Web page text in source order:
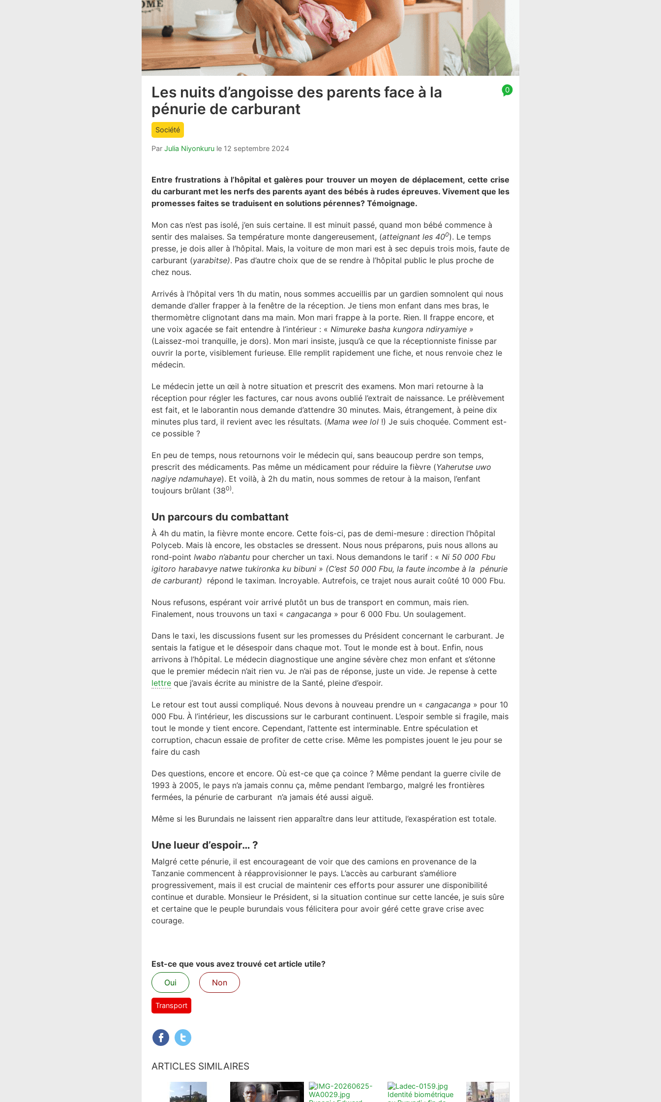
article
comment
count
0
Les nuits d’angoisse des parents face à la
pénurie de carburant
Société
Par Julia Niyonkuru le 12 septembre 2024
Entre frustrations à l’hôpital et galères pour trouver un moyen de déplacement, cette crise
du carburant met les nerfs des parents ayant des bébés à rudes épreuves. Vivement que les
promesses faites se traduisent en solutions pérennes? Témoignage.
Mon cas n’est pas isolé, j’en suis certaine. Il est minuit passé, quand mon bébé commence à
sentir des malaises. Sa température monte dangereusement, (atteignant les 400). Le temps
presse, je dois aller à l’hôpital. Mais, la voiture de mon mari est à sec depuis trois mois, faute de
carburant (yarabitse). Pas d’autre choix que de se rendre à l’hôpital public le plus proche de
chez nous.
Arrivés à l’hôpital vers 1h du matin, nous sommes accueillis par un gardien somnolent qui nous
demande d’aller frapper à la fenêtre de la réception. Je tiens mon enfant dans mes bras, le
thermomètre clignotant dans ma main. Mon mari frappe à la porte. Rien. Il frappe encore, et
une voix agacée se fait entendre à l’intérieur : « Nimureke basha kungora ndiryamiye »
(Laissez-moi tranquille, je dors). Mon mari insiste, jusqu’à ce que la réceptionniste finisse par
ouvrir la porte, visiblement furieuse. Elle remplit rapidement une fiche, et nous renvoie chez le
médecin.
Le médecin jette un œil à notre situation et prescrit des examens. Mon mari retourne à la
réception pour régler les factures, car nous avons oublié l’extrait de naissance. Le prélèvement
est fait, et le laborantin nous demande d’attendre 30 minutes. Mais, étrangement, à peine dix
minutes plus tard, il revient avec les résultats. (Mama wee lol !) Je suis choquée. Comment est-
ce possible ?
En peu de temps, nous retournons voir le médecin qui, sans beaucoup perdre son temps,
prescrit des médicaments. Pas même un médicament pour réduire la fièvre (Yaherutse uwo
nagiye ndamuhaye). Et voilà, à 2h du matin, nous sommes de retour à la maison, l’enfant
toujours brûlant (380).
Un parcours du combattant
À 4h du matin, la fièvre monte encore. Cette fois-ci, pas de demi-mesure : direction l’hôpital
Polyceb. Mais là encore, les obstacles se dressent. Nous nous préparons, puis nous allons au
rond-point Iwabo n’abantu pour chercher un taxi. Nous demandons le tarif : « Ni 50 000 Fbu
igitoro harabavye natwe tukironka ku bibuni » (C’est 50 000 Fbu, la faute incombe à la pénurie
de carburant) répond le taximan. Incroyable. Autrefois, ce trajet nous aurait coûté 10 000 Fbu.
Nous refusons, espérant voir arrivé plutôt un bus de transport en commun, mais rien.
Finalement, nous trouvons un taxi « cangacanga » pour 6 000 Fbu. Un soulagement.
Dans le taxi, les discussions fusent sur les promesses du Président concernant le carburant. Je
sentais la fatigue et le désespoir dans chaque mot. Tout le monde est à bout. Enfin, nous
arrivons à l’hôpital. Le médecin diagnostique une angine sévère chez mon enfant et s’étonne
que le premier médecin n’ait rien vu. Je n’ai pas de réponse, juste un vide. Je repense à cette
lettre que j’avais écrite au ministre de la Santé, pleine d’espoir.
Le retour est tout aussi compliqué. Nous devons à nouveau prendre un « cangacanga » pour 10
000 Fbu. À l’intérieur, les discussions sur le carburant continuent. L’espoir semble si fragile, mais
tout le monde y tient encore. Cependant, l’attente est interminable. Entre spéculation et
corruption, chacun essaie de profiter de cette crise. Même les pompistes jouent le jeu pour se
faire du cash
Des questions, encore et encore. Où est-ce que ça coince ? Même pendant la guerre civile de
1993 à 2005, le pays n’a jamais connu ça, même pendant l’embargo, malgré les frontières
fermées, la pénurie de carburant n’a jamais été aussi aiguë.
Même si les Burundais ne laissent rien apparaître dans leur attitude, l’exaspération est totale.
Une lueur d’espoir… ?
Malgré cette pénurie, il est encourageant de voir que des camions en provenance de la
Tanzanie commencent à réapprovisionner le pays. L’accès au carburant s’améliore
progressivement, mais il est crucial de maintenir ces efforts pour assurer une disponibilité
continue et durable. Monsieur le Président, si la situation continue sur cette lancée, je suis sûre
et certaine que le peuple burundais vous félicitera pour avoir géré cette grave crise avec
courage.
Est-ce que vous avez trouvé cet article utile?
Oui
Non
Transport
ARTICLES SIMILAIRES
Identité biométrique